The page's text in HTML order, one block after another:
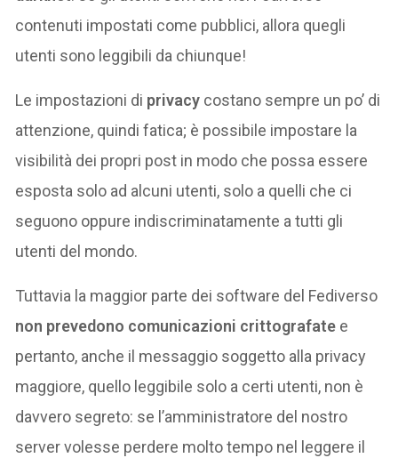
contenuti impostati come pubblici, allora quegli
utenti sono leggibili da chiunque!
Le impostazioni di privacy costano sempre un po’ di
attenzione, quindi fatica; è possibile impostare la
visibilità dei propri post in modo che possa essere
esposta solo ad alcuni utenti, solo a quelli che ci
seguono oppure indiscriminatamente a tutti gli
utenti del mondo.
Tuttavia la maggior parte dei software del Fediverso
non prevedono comunicazioni crittografate e
pertanto, anche il messaggio soggetto alla privacy
maggiore, quello leggibile solo a certi utenti, non è
davvero segreto: se l’amministratore del nostro
server volesse perdere molto tempo nel leggere il